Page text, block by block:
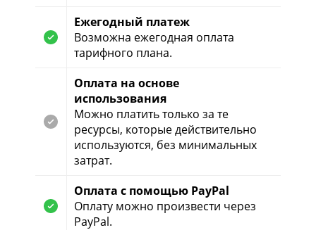
Ежегодный платеж
Возможна ежегодная оплата
тарифного плана.
Оплата на основе
использования
Можно платить только за те
ресурсы, которые действительно
используются, без минимальных
затрат.
Оплата с помощью PayPal
Оплату можно произвести через
PayPal.